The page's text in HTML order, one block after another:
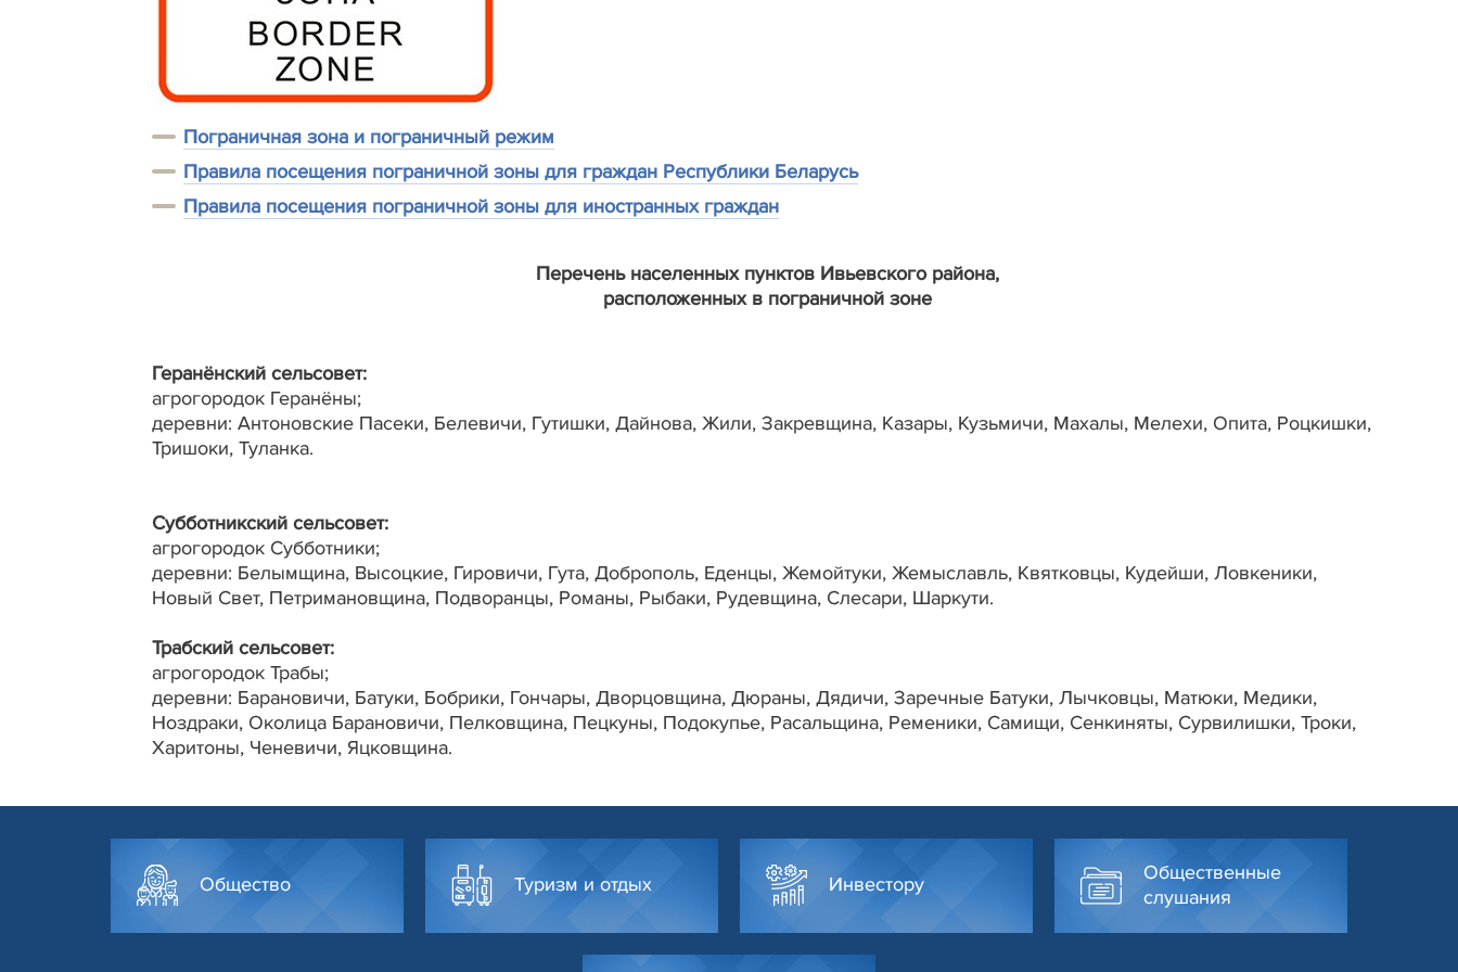
Пограничная зона и пограничный режим
Правила посещения пограничной зоны для граждан Республики Беларусь
Правила посещения пограничной зоны для иностранных граждан
Перечень населенных пунктов Ивьевского района,
расположенных в пограничной зоне
Геранёнский сельсовет:
агрогородок Геранёны;
деревни: Антоновские Пасеки, Белевичи, Гутишки, Дайнова, Жили, Закревщина, Казары, Кузьмичи, Махалы, Мелехи, Опита, Роцкишки,
Тришоки, Туланка.
Субботникский сельсовет:
агрогородок Субботники;
деревни: Белымщина, Высоцкие, Гировичи, Гута, Доброполь, Еденцы, Жемойтуки, Жемыславль, Квятковцы, Кудейши, Ловкеники,
Новый Свет, Петримановщина, Подворанцы, Романы, Рыбаки, Рудевщина, Слесари, Шаркути.
Трабский сельсовет:
агрогородок Трабы;
деревни: Барановичи, Батуки, Бобрики, Гончары, Дворцовщина, Дюраны, Дядичи, Заречные Батуки, Лычковцы, Матюки, Медики,
Ноздраки, Околица Барановичи, Пелковщина, Пецкуны, Подокупье, Расальщина, Ременики, Самищи, Сенкиняты, Сурвилишки, Троки,
Харитоны, Ченевичи, Яцковщина.
Общество Туризм и отдых Инвестору
Общественные
слушания